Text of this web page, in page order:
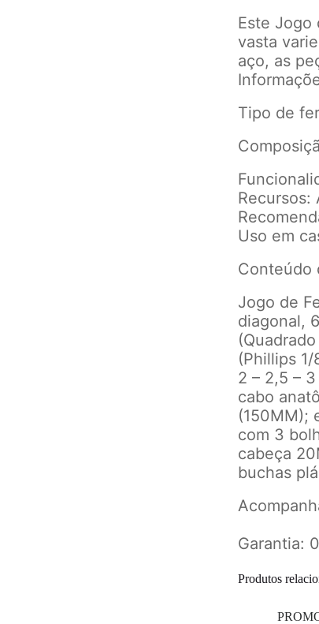
Este Jogo
vasta
aço, as
Tipo de
Recursos:
Uso em
Conteúdo
Jogo de
diagonal,
(Phillips 1/
2 – 2,5 – 3
cabo
(150MM);
com 3
cabeça
buchas
Garantia:
Produtos